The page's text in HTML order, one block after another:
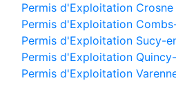
Permis d'Exploitation Crosne
Permis d'Exploitation
Permis d'Exploitation Sucy-
Permis d'Exploitation
Permis d'Exploitation